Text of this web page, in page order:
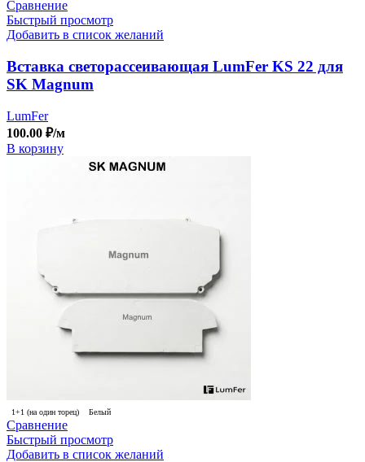
Сравнение
Быстрый просмотр
Добавить в список желаний
Вставка светорассеивающая LumFer KS 22 для
SK Magnum
LumFer
100.00 ₽/м
В корзину
1+1 (на один торец) Белый
Сравнение
Быстрый просмотр
Добавить в список желаний